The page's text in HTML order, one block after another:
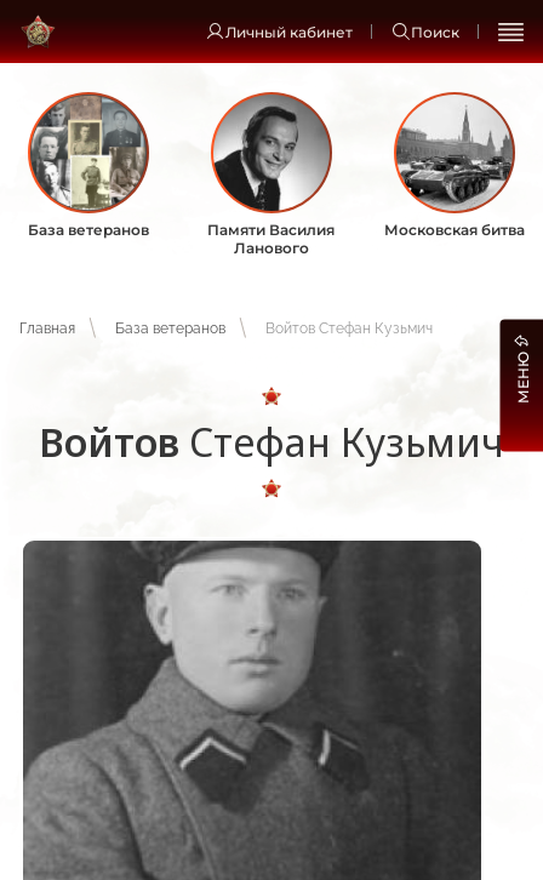
Личный кабинет Поиск
База ветеранов
Памяти Василия
Ланового
Московская битва
Главная База ветеранов Войтов Стефан Кузьмич
Войтов Стефан Кузьмич
МЕНЮ